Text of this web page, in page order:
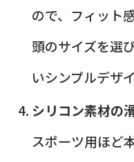
ので、フィット
頭のサイズを選
いシンプルデザ
シリコン素材の
スポーツ用ほど